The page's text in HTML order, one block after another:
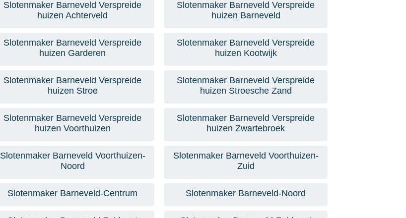
Slotenmaker Barneveld Verspreide
huizen Achterveld
Slotenmaker Barneveld Verspreide
huizen Barneveld
Slotenmaker Barneveld Verspreide
huizen Garderen
Slotenmaker Barneveld Verspreide
huizen Kootwijk
Slotenmaker Barneveld Verspreide
huizen Stroe
Slotenmaker Barneveld Verspreide
huizen Stroesche Zand
Slotenmaker Barneveld Verspreide
huizen Voorthuizen
Slotenmaker Barneveld Verspreide
huizen Zwartebroek
Slotenmaker Barneveld Voorthuizen-
Noord
Slotenmaker Barneveld Voorthuizen-
Zuid
Slotenmaker Barneveld-Centrum Slotenmaker Barneveld-Noord